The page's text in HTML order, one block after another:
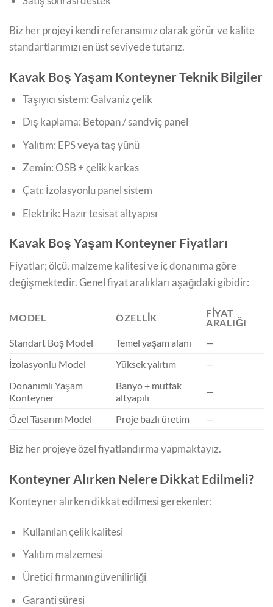
Biz her projeyi kendi referansımız olarak görür ve kalite
standartlarımızı en üst seviyede tutarız.
Kavak Boş Yaşam Konteyner Teknik Bilgiler
Taşıyıcı sistem: Galvaniz çelik
Dış kaplama: Betopan / sandviç panel
Yalıtım: EPS veya taş yünü
Zemin: OSB + çelik karkas
Çatı: İzolasyonlu panel sistem
Elektrik: Hazır tesisat altyapısı
Kavak Boş Yaşam Konteyner Fiyatları
Fiyatlar; ölçü, malzeme kalitesi ve iç donanıma göre
değişmektedir. Genel fiyat aralıkları aşağıdaki gibidir:
MODEL ÖZELLIK
FIYAT
ARALIĞI
Standart Boş Model
Temel yaşam alanı
—
İzolasyonlu Model
Yüksek yalıtım
—
Donanımlı Yaşam
Konteyner
Banyo + mutfak
altyapılı
—
Özel Tasarım Model Proje bazlı üretim —
Biz her projeye özel fiyatlandırma yapmaktayız.
Konteyner Alırken Nelere Dikkat Edilmeli?
Konteyner alırken dikkat edilmesi gerekenler:
Kullanılan çelik kalitesi
Yalıtım malzemesi
Üretici firmanın güvenilirliği
Garanti süresi